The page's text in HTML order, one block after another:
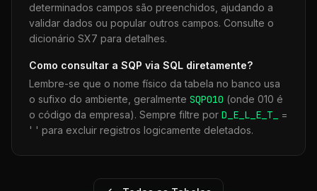
determinados campos são preenchidos, ajudando a
validar dados ou popular outros campos. Consulte o
dicionário SX7 para detalhes.
Como consultar a SQP via SQL diretamente?
Lembre-se que o nome físico da tabela no banco usa
o sufixo do ambiente, geralmente SQP010 (onde 010 é
o código da empresa). Sempre filtre por D_E_L_E_T_
=
' ' para excluir registros logicamente deletados.